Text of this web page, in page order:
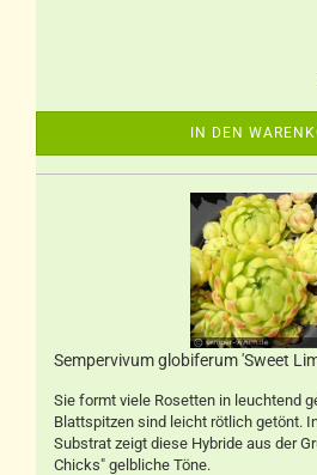
IN DEN
Sempervivum globiferum 'Sweet
Sie formt viele Rosetten in leuchtend
Blattspitzen sind leicht rötlich getönt.
Substrat zeigt diese Hybride aus der
Chicks" gelbliche Töne.